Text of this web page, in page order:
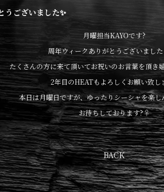
うございました✨
月曜担当KAYOです?
周年ウィークありがとうございまし
たくさんの方に来て頂いてお祝いのお言葉を頂き
2年目のHEATもよろしくお願い致し
本日は月曜日ですが、ゆったりシーシャを楽
お待ちしております?‍♀️
BACK